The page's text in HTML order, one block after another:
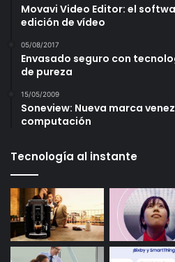
Movavi Video Editor: el
edición de vídeo
05/08/2017
Envasado seguro con
de pureza
15/05/2009
Soneview: Nueva marca
computación
Tecnología al instante